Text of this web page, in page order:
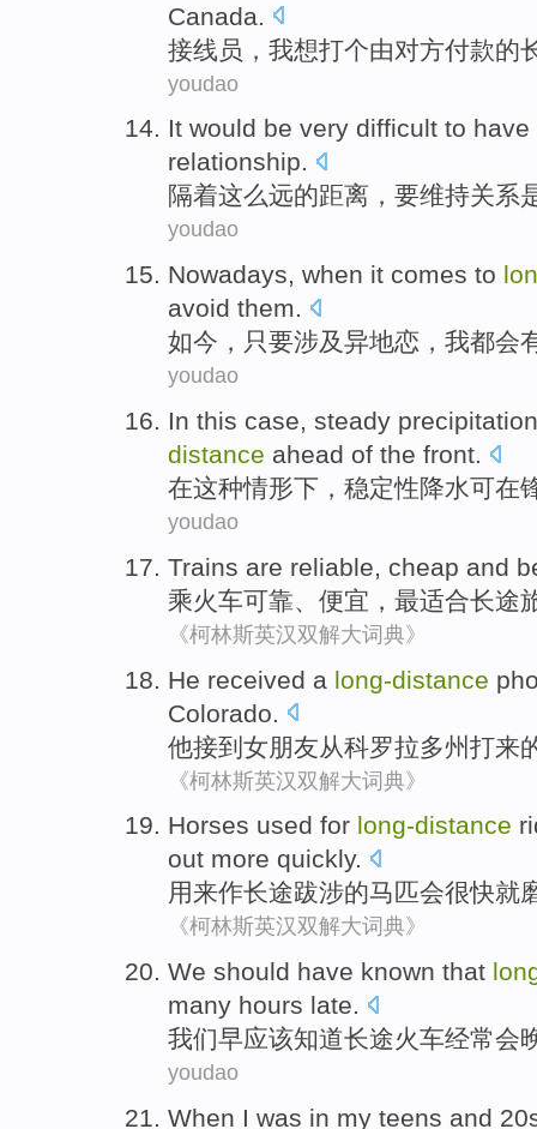
Canada
接线员 ， 我想打个由对方付款的
youdao
It would be very difficult to have
relationship.
隔着这么远的距离， 要维持关系
youdao
Nowadays, when it comes to
avoid them.
如今 ， 只要涉及异地恋 ， 我都会
youdao
In this case, steady precipitation
distance ahead of the front.
在这种情形下 ， 稳定性降水可在
youdao
Trains are reliable, cheap and
乘火车可靠、 便宜 ， 最适合长途
《柯林斯英汉双解大词典》
He received a long-distance
Colorado
他接到女朋友从科罗拉多州打来
《柯林斯英汉双解大词典》
Horses used for long-distance
out more quickly.
用来作长途跋涉的马匹会很快就
《柯林斯英汉双解大词典》
We should have known that
many hours late.
我们早应该知道长途火车经常会
youdao
When I was in my teens and